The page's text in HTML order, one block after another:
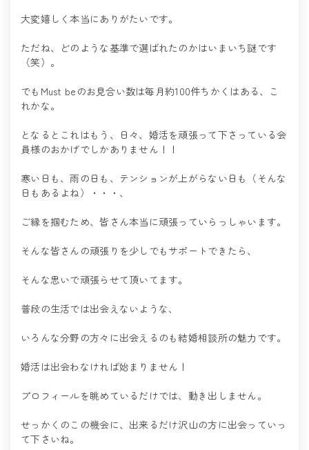
大変嬉しく本当にありがたいです。
ただね、どのような基準で選ばれたのかはいまいち謎です
（笑）。
でもMust beのお見合い数は毎月約100件ちかくはある、こ
れかな。
となるとこれはもう、日々、婚活を頑張って下さっている会
員様のおかげでしかありません！！
寒い日も、雨の日も、テンションが上がらない日も（そんな
日もあるよね）・・・、
ご縁を掴むため、皆さん本当に頑張っていらっしゃいます。
そんな皆さんの頑張りを少しでもサポートできたら、
そんな思いで頑張らせて頂いてます。
普段の生活では出会えないような、
いろんな分野の方々に出会えるのも結婚相談所の魅力です。
婚活は出会わなければ始まりません！
プロフィールを眺めているだけでは、動き出しません。
せっかくのこの機会に、出来るだけ沢山の方に出会っていっ
て下さいね。